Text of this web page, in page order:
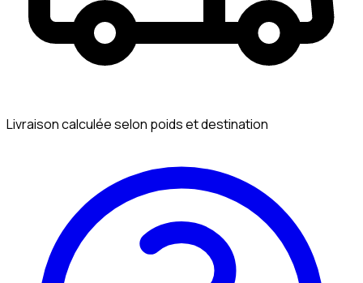
Livraison calculée selon poids et destination